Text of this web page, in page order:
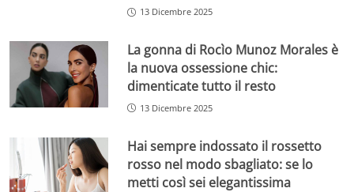
13 Dicembre 2025
La gonna di Rocìo Munoz Morales è
la nuova ossessione chic:
dimenticate tutto il resto
13 Dicembre 2025
Hai sempre indossato il rossetto
rosso nel modo sbagliato: se lo
metti così sei elegantissima